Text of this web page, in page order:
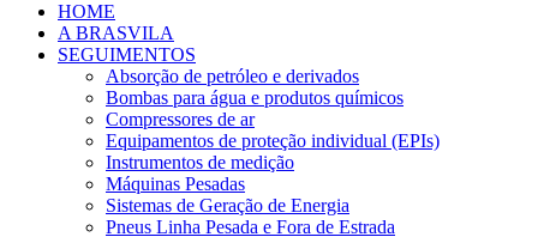
HOME
A BRASVILA
SEGUIMENTOS
Absorção de petróleo e derivados
Bombas para água e produtos químicos
Compressores de ar
Equipamentos de proteção individual (EPIs)
Instrumentos de medição
Máquinas Pesadas
Sistemas de Geração de Energia
Pneus Linha Pesada e Fora de Estrada